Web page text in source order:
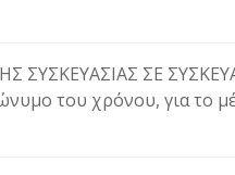
ΣΥΣΚΕΥΑΣΙΑΣ ΣΕ
του χρόνου, για το